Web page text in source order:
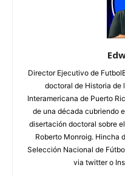
Director Ejecutivo de
doctoral de Historia de
Interamericana de Puerto
de una década cubriendo
disertación doctoral sobre
Roberto Monroig. Hincha
Selección Nacional de
via twitter o